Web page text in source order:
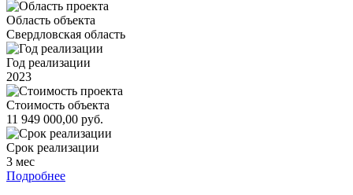
Область объекта
Свердловская область
Год реализации
2023
Стоимость объекта
11 949 000,00 руб.
Срок реализации
3 мес
Подробнее